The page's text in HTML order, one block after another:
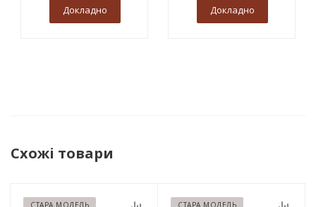
Докладно Докладно
Схожі товари
СТАРА МОДЕЛЬ СТАРА МОДЕЛЬ